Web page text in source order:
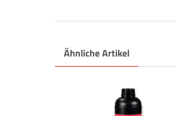
Ähnliche Artikel